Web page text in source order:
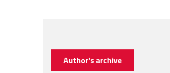
Author's archive